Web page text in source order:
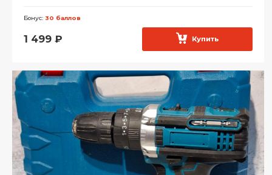
Бонус: 30 баллов
1 499 ₽ Купить